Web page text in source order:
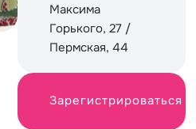
Максима
Горького, 27 /
Пермская, 44
Зарегистрироваться